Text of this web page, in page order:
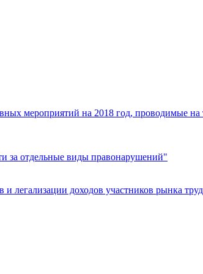
мероприятий на 2018 год, проводимые
за отдельные виды правонарушений"
легализации доходов участников рынка